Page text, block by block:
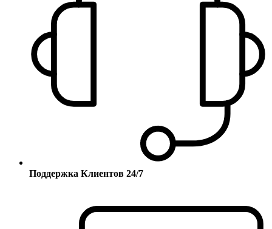
Поддержка Клиентов 24/7